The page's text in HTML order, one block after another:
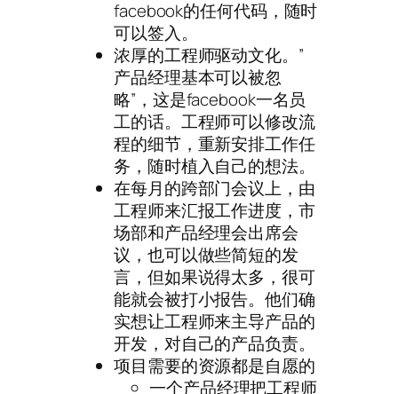
facebook的任何代码，随时
可以签入。
浓厚的工程师驱动文化。”
产品经理基本可以被忽
略”，这是facebook一名员
工的话。工程师可以修改流
程的细节，重新安排工作任
务，随时植入自己的想法。
在每月的跨部门会议上，由
工程师来汇报工作进度，市
场部和产品经理会出席会
议，也可以做些简短的发
言，但如果说得太多，很可
能就会被打小报告。他们确
实想让工程师来主导产品的
开发，对自己的产品负责。
项目需要的资源都是自愿的
一个产品经理把工程师